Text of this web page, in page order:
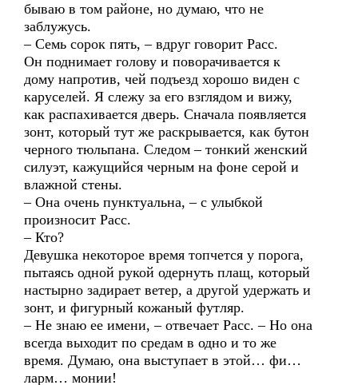
бываю в том районе, но думаю, что не
заблужусь.
– Семь сорок пять, – вдруг говорит Расс.
Он поднимает голову и поворачивается к
дому напротив, чей подъезд хорошо виден с
каруселей. Я слежу за его взглядом и вижу,
как распахивается дверь. Сначала появляется
зонт, который тут же раскрывается, как бутон
черного тюльпана. Следом – тонкий женский
силуэт, кажущийся черным на фоне серой и
влажной стены.
– Она очень пунктуальна, – с улыбкой
произносит Расс.
– Кто?
Девушка некоторое время топчется у порога,
пытаясь одной рукой одернуть плащ, который
настырно задирает ветер, а другой удержать и
зонт, и фигурный кожаный футляр.
– Не знаю ее имени, – отвечает Расс. – Но она
всегда выходит по средам в одно и то же
время. Думаю, она выступает в этой… фи…
ларм… монии!